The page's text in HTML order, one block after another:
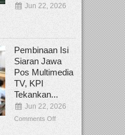
Jun 22, 2026
Pembinaan Isi
Siaran Jawa
Pos Multimedia
TV, KPI
Tekankan...
Jun 22, 2026
Comments Off